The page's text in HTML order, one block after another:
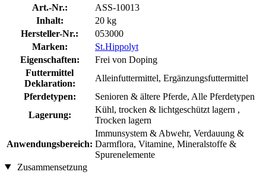
Art.-Nr.:
ASS-10013
Inhalt:
20 kg
Hersteller-Nr.:
053000
Marken:
St.Hippolyt
Eigenschaften:
Frei von Doping
Futtermittel
Deklaration:
Alleinfuttermittel, Ergänzungsfuttermittel
Pferdetypen:
Senioren & ältere Pferde, Alle Pferdetypen
Lagerung:
Kühl, trocken & lichtgeschützt lagern ,
Trocken lagern
Anwendungsbereich:
Immunsystem & Abwehr, Verdauung &
Darmflora, Vitamine, Mineralstoffe &
Spurenelemente
Zusammensetzung